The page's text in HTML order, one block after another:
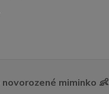
miminko 👶